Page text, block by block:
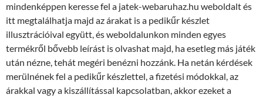
mindenképpen keresse fel a jatek-webaruhaz.hu weboldalt és
itt megtalálhatja majd az árakat is a pedikűr készlet
illusztrációival együtt, és weboldalunkon minden egyes
termékről bővebb leírást is olvashat majd, ha esetleg más játék
után nézne, tehát megéri benézni hozzánk. Ha netán kérdések
merülnének fel a pedikűr készlettel, a fizetési módokkal, az
árakkal vagy a kiszállítással kapcsolatban, akkor ezeket a